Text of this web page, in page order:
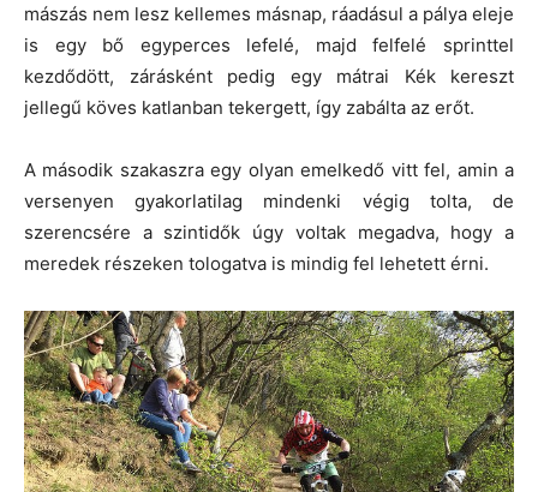
mászás nem lesz kellemes másnap, ráadásul a pálya eleje
is egy bő egyperces lefelé, majd felfelé sprinttel
kezdődött, zárásként pedig egy mátrai Kék kereszt
jellegű köves katlanban tekergett, így zabálta az erőt.
A második szakaszra egy olyan emelkedő vitt fel, amin a
versenyen gyakorlatilag mindenki végig tolta, de
szerencsére a szintidők úgy voltak megadva, hogy a
meredek részeken tologatva is mindig fel lehetett érni.